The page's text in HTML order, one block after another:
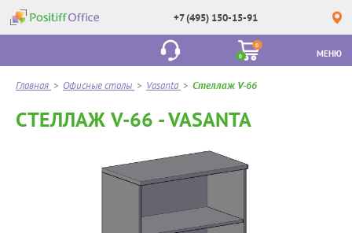
+7 (495) 150-15-91
0
0
МЕНЮ
Главная > Офисные столы > Vasanta > Стеллаж V-66
СТЕЛЛАЖ V-66 - VASANTA